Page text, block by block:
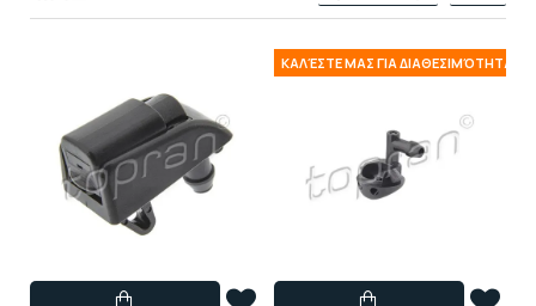
ΚΑΛΈΣΤΕ ΜΑΣ ΓΙΑ ΔΙΑΘΕΣΙΜΌΤΗΤΑ